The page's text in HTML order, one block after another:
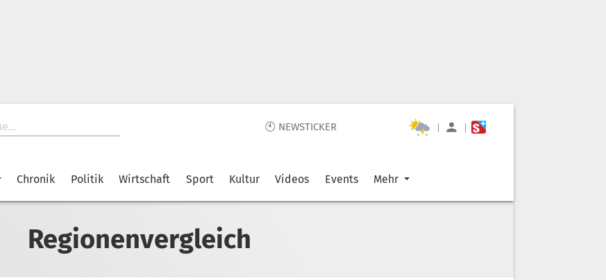
🕙 NEWSTICKER | |
Chronik Politik Wirtschaft Sport Kultur Videos Events Mehr
Regionenvergleich